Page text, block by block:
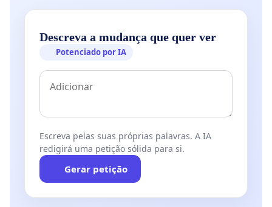
Descreva a mudança que quer ver
Potenciado por IA
Escreva pelas suas próprias palavras. A IA
redigirá uma petição sólida para si.
Gerar petição